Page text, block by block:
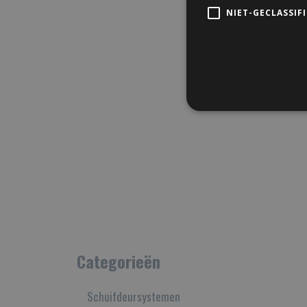
Categorieën
Schuifdeursystemen
NIET-